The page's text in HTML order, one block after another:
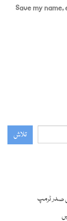
Save my
تلاش
صدر ٹرمپ